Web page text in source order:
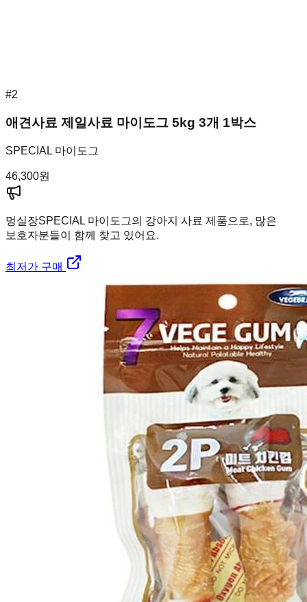
#2
애견사료 제일사료 마이도그 5kg 3개 1박스
SPECIAL 마이도그
46,300원
멍실장SPECIAL 마이도그의 강아지 사료 제품으로, 많은
보호자분들이 함께 찾고 있어요.
최저가 구매